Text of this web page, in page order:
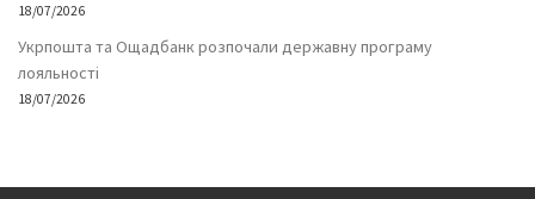
18/07/2026
Укрпошта та Ощадбанк розпочали державну програму
лояльності
18/07/2026